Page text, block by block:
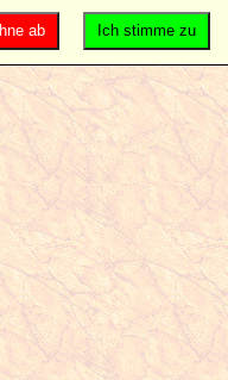
Ich stimme zu
ab